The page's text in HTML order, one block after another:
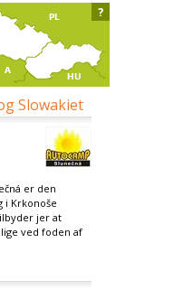
Slowakiet
er den
i Krkonoše
jer at
ved foden af
?